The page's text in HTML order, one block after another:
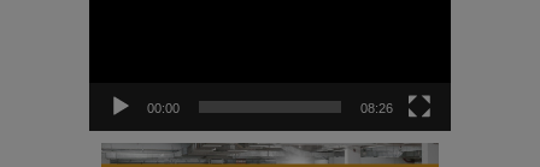
00:00 08:26